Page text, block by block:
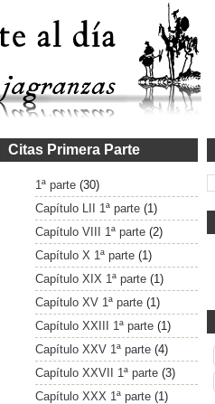
Citas Primera Parte
1ª parte (30)
Capítulo LII 1ª parte (1)
Capítulo VIII 1ª parte (2)
Capítulo X 1ª parte (1)
Capítulo XIX 1ª parte (1)
Capítulo XV 1ª parte (1)
Capítulo XXIII 1ª parte (1)
Capítulo XXV 1ª parte (4)
Capítulo XXVII 1ª parte (3)
Capítulo XXX 1ª parte (1)